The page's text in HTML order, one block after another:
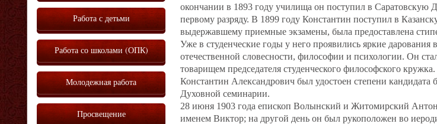
окончании в 1893 году училища он поступил в Саратовскую
первому разряду. В 1899 году Константин поступил в
выдержавшему приемные экзамены, была предоставлена
Уже в студенческие годы у него проявились яркие дарования
отечественной словесности, философии и психологии. Он
товарищем председателя студенческого философского
Константин Александрович был удостоен степени кандидата
Духовной семинарии.
28 июня 1903 года епископ Волынский и Житомирский
именем Виктор; на другой день он был рукоположен во
Работа с детьми
Работа со школами (ОПК)
Молодежная работа
Просвещение